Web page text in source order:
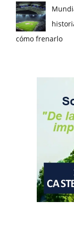
cómo frenarlo